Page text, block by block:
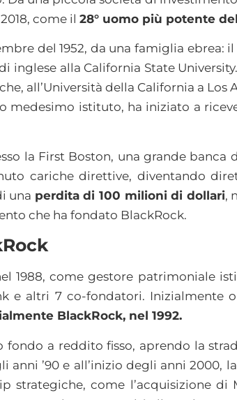
come il 28° uomo più potente
del 1952, da una famiglia ebrea:
inglese alla California State
all’Università della California a Los
medesimo istituto, ha iniziato a
la First Boston, una grande
cariche direttive, diventando
una perdita di 100 milioni di dollari,
che ha fondato BlackRock.
1988, come gestore patrimoniale
e altri 7 co-fondatori. Inizialmente
BlackRock, nel 1992.
fondo a reddito fisso, aprendo la
anni ’90 e all’inizio degli anni 2000,
strategiche, come l’acquisizione